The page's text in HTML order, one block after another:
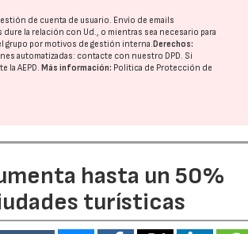
de cuenta de usuario. Envío de emails
dure la relación con Ud., o mientras sea necesario para
grupo por motivos de gestión interna.Derechos:
automatizadas: contacte con nuestro DPD. Si
laAEPD.Más información: Política de Protección de
hasta un 50%
turísticas